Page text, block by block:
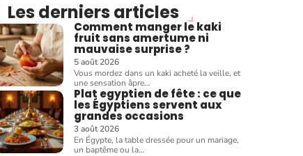
Les derniers articles
Comment manger le kaki
fruit sans amertume ni
mauvaise surprise ?
5 août 2026
Vous mordez dans un kaki acheté la veille, et
une sensation âpre…
Plat egyptien de fête : ce que
les Égyptiens servent aux
grandes occasions
3 août 2026
En Égypte, la table dressée pour un mariage,
un baptême ou la…